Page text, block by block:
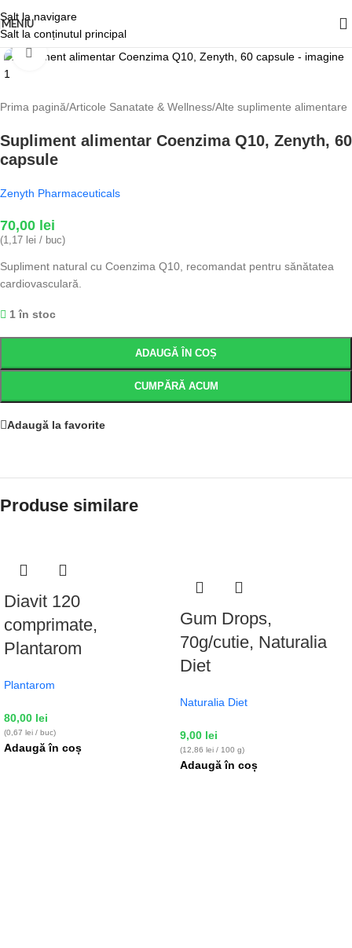
Salt la navigare
Salt la conținutul principal
MENIU
Fă clic pentru a mări
Prima pagină/Articole Sanatate & Wellness/Alte suplimente alimentare
Supliment alimentar Coenzima Q10, Zenyth, 60
capsule
Zenyth Pharmaceuticals
70,00 lei
(1,17 lei / buc)
Supliment natural cu Coenzima Q10, recomandat pentru sănătatea
cardiovasculară.
1 în stoc
ADAUGĂ ÎN COȘ
CUMPĂRĂ ACUM
Adaugă la favorite
Produse similare
Diavit 120
comprimate,
Plantarom
Plantarom
80,00 lei
(0,67 lei / buc)
Adaugă în coș
Gum Drops,
70g/cutie, Naturalia
Diet
Naturalia Diet
9,00 lei
(12,86 lei / 100 g)
Adaugă în coș